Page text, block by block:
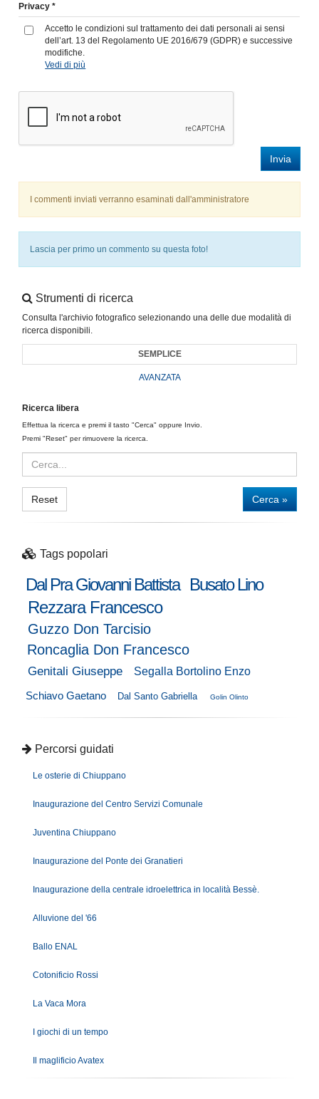
Privacy *
Accetto le condizioni sul trattamento dei dati personali ai sensi
dell’art. 13 del Regolamento UE 2016/679 (GDPR) e successive
modifiche.
Vedi di più
Invia
I commenti inviati verranno esaminati dall'amministratore
Lascia per primo un commento su questa foto!
Strumenti di ricerca
Consulta l'archivio fotografico selezionando una delle due modalità di
ricerca disponibili.
SEMPLICE
AVANZATA
Ricerca libera
Effettua la ricerca e premi il tasto "Cerca" oppure Invio.
Premi "Reset" per rimuovere la ricerca.
Reset Cerca »
Tags popolari
Dal Pra Giovanni Battista Busato Lino
Rezzara Francesco
Guzzo Don Tarcisio
Roncaglia Don Francesco
Genitali Giuseppe
Segalla Bortolino Enzo
Schiavo Gaetano
Dal Santo Gabriella Golin Olinto
Percorsi guidati
Le osterie di Chiuppano
Inaugurazione del Centro Servizi Comunale
Juventina Chiuppano
Inaugurazione del Ponte dei Granatieri
Inaugurazione della centrale idroelettrica in località Bessè.
Alluvione del '66
Ballo ENAL
Cotonificio Rossi
La Vaca Mora
I giochi di un tempo
Il maglificio Avatex